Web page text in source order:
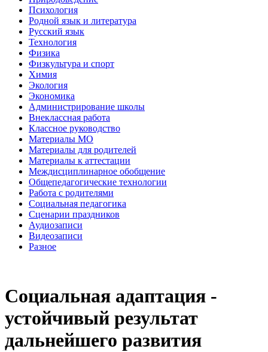
Психология
Родной язык и литература
Русский язык
Технология
Физика
Физкультура и спорт
Химия
Экология
Экономика
Администрирование школы
Внеклассная работа
Классное руководство
Материалы МО
Материалы для родителей
Материалы к аттестации
Междисциплинарное обобщение
Общепедагогические технологии
Работа с родителями
Социальная педагогика
Сценарии праздников
Аудиозаписи
Видеозаписи
Разное
Социальная адаптация -
устойчивый результат
дальнейшего развития